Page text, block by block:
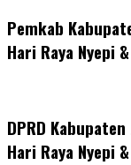
Pemkab
Hari Raya Nyepi
DPRD
Hari Raya Nyepi